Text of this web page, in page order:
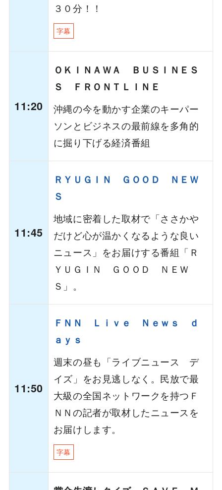
３０分！！
字幕
11:20
ＯＫＩＮＡＷＡ ＢＵＳＩＮＥＳ
Ｓ ＦＲＯＮＴＬＩＮＥ
沖縄の今を動かす企業のキーパー
ソンとビジネスの最前線を多角的
に掘り下げる経済番組
11:45
ＲＹＵＧＩＮ ＧＯＯＤ ＮＥＷ
Ｓ
地域に密着した取材で「ささかや
だけど心が温かくなるような良い
ニュース」をお届けする番組「Ｒ
ＹＵＧＩＮ ＧＯＯＤ ＮＥＷ
Ｓ」。
11:50
ＦＮＮ Ｌｉｖｅ Ｎｅｗｓ ｄ
ａｙｓ
週末の昼も「ライブニュース デ
イズ」をお見逃しなく。民放で最
大級の全国ネットワークを持つＦ
ＮＮの記者が取材したニュースを
お届けします。
字幕